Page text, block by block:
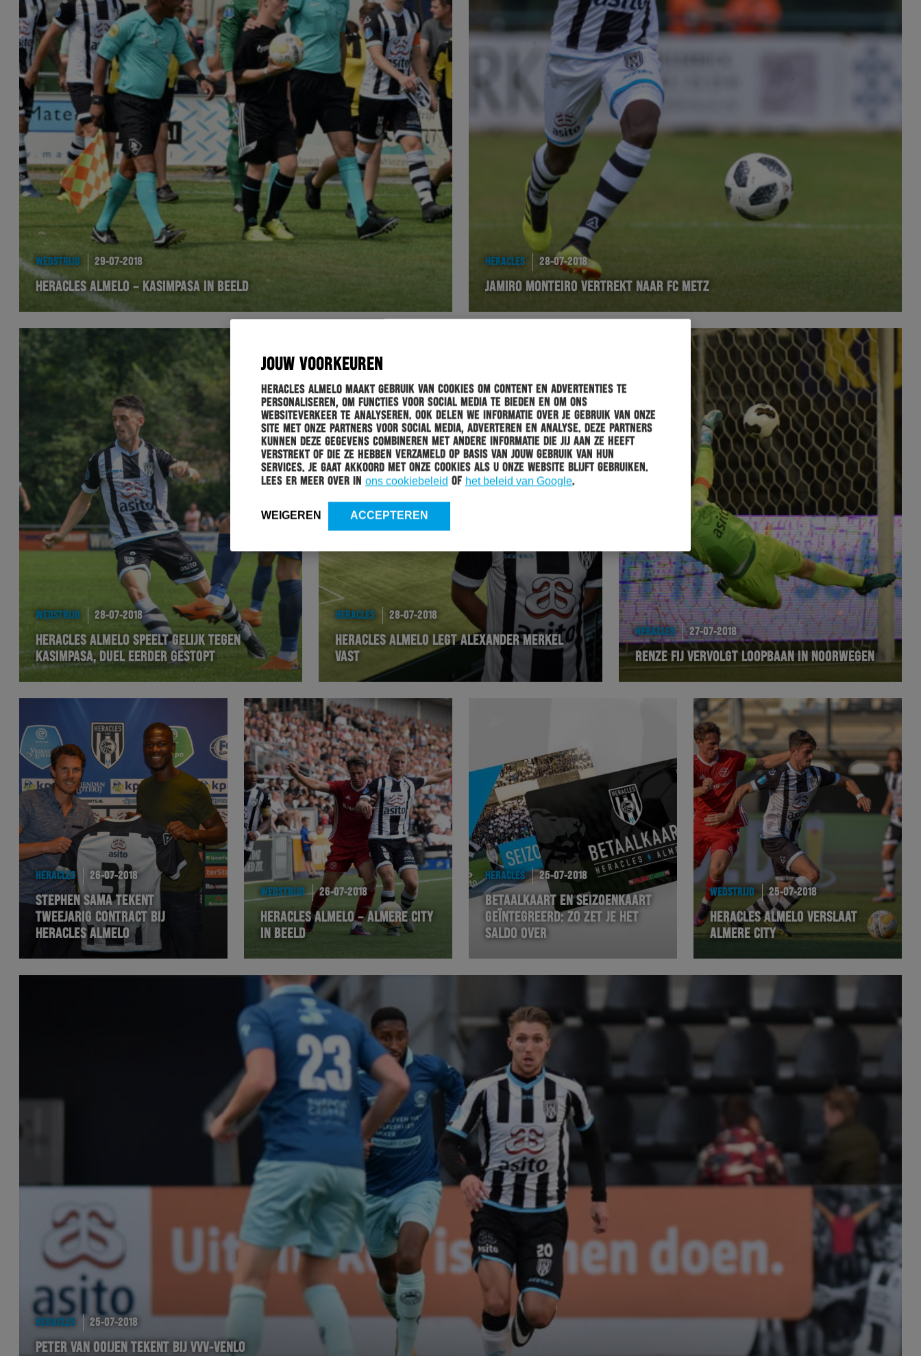
JOUW VOORKEUREN
Heracles Almelo maakt gebruik van cookies om content en advertenties te
personaliseren, om functies voor social media te bieden en om ons
websiteverkeer te analyseren. Ook delen we informatie over je gebruik van onze
site met onze partners voor social media, adverteren en analyse. Deze partners
kunnen deze gegevens combineren met andere informatie die jij aan ze heeft
verstrekt of die ze hebben verzameld op basis van jouw gebruik van hun
services. Je gaat akkoord met onze cookies als u onze website blijft gebruiken.
Lees er meer over in ons cookiebeleid of het beleid van Google.
WEIGEREN ACCEPTEREN
WEDSTRIJD 29-07-2018
HERACLES ALMELO – KASIMPASA IN BEELD
HERACLES 28-07-2018
JAMIRO MONTEIRO VERTREKT NAAR FC METZ
WEDSTRIJD 28-07-2018
HERACLES ALMELO SPEELT GELIJK TEGEN
KASIMPASA, DUEL EERDER GESTOPT
HERACLES 28-07-2018
HERACLES ALMELO LEGT ALEXANDER MERKEL
VAST
HERACLES 27-07-2018
RENZE FIJ VERVOLGT LOOPBAAN IN NOORWEGEN
HERACLES 26-07-2018
STEPHEN SAMA TEKENT
TWEEJARIG CONTRACT BIJ
HERACLES ALMELO
WEDSTRIJD 26-07-2018
HERACLES ALMELO – ALMERE CITY
IN BEELD
HERACLES 25-07-2018
BETAALKAART EN SEIZOENKAART
GEÏNTEGREERD: ZO ZET JE HET
SALDO OVER
WEDSTRIJD 25-07-2018
HERACLES ALMELO VERSLAAT
ALMERE CITY
HERACLES 25-07-2018
PETER VAN OOIJEN TEKENT BIJ VVV-VENLO